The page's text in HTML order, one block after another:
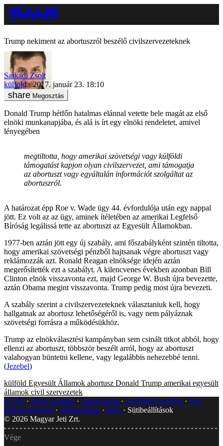
Trump nekiment az abortuszról beszélő civilszervezeteknek
Sarkadi Zsolt
külföld
2017. január 23. 18:10
Megosztás
Donald Trump hétfőn hatalmas elánnal vetette bele magát az első
elnöki munkanapjába, és alá is írt egy elnöki rendeletet, amivel
lényegében
megtiltotta, hogy amerikai szövetségi vagy külföldi
támogatást kapjon olyan civilszervezet, ami támogatja
az abortuszt vagy egyáltalán információt szolgáltat az
abortuszról.
A határozat épp Roe v. Wade ügy 44. évfordulója után egy nappal
jött. Ez volt az az ügy, aminek ítéletében az amerikai Legfelső
Bíróság legálissá tette az abortuszt az Egyesült Államokban.
1977-ben aztán jött egy új szabály, ami főszabályként szintén tiltotta,
hogy amerikai szövetségi pénzből hajtsanak végre abortuszt vagy
reklámozzák azt. Ronald Reagan elnöksége idején aztán
megerősítették ezt a szabályt. A kilencvenes években azonban Bill
Clinton elnök visszavonta ezt, majd George W. Bush újra bevezette,
aztán Obama megint visszavonta. Trump pedig most újra bevezeti.
A szabály szerint a civilszervezeteknek választaniuk kell, hogy
hallgatnak az abortusz lehetőségéről is, vagy nem pályáznak
szövetségi forrásra a működésükhöz.
Trump az elnökválasztési kampányban sem csinált titkot abból, hogy
ellenzi az abortuszt, többször beszélt arról, hogy az abortuszt
valahogyan büntetni kellene, vagy legalábbis nehezebbé tenni.
(Jezebel)
külföld Egyesült Államok abortusz Donald Trump amerikai egyesült
államok civil szervezetek
GYIK
Hibát jelentek Impresszum Javítások kezelése
Jogi
dokumentumok
Médiaajánlat RSS
Sütibeállítások
© 2026 Magyar Jeti Zrt.
Vége